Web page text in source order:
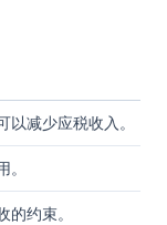
以减少应税收入。
约束。